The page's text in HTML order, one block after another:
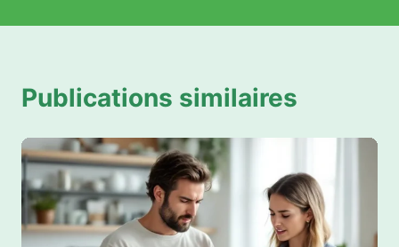
Publications similaires